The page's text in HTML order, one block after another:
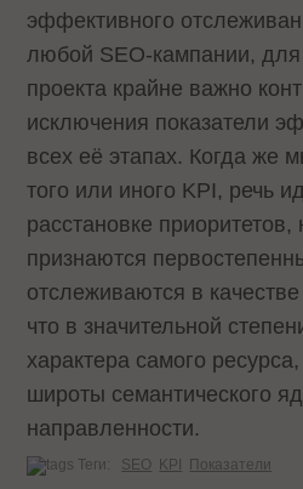
эффективного
любой SEO-кампании,
проекта крайне важно
исключения показатели
всех её этапах. Когда же
того или иного KPI, речь
расстановке приоритетов,
признаются
отслеживаются в
что в значительной
характера самого
широты семантического
направленности.
Теги: SEO KPI Показатели